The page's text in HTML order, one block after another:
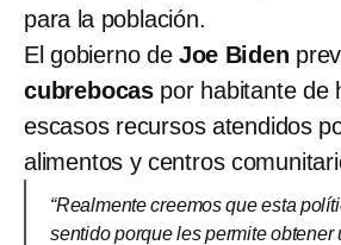
para la población.
El gobierno de Joe Biden
cubrebocas por habitante de
escasos recursos atendidos
alimentos y centros
“Realmente creemos que esta
sentido porque les permite obtener